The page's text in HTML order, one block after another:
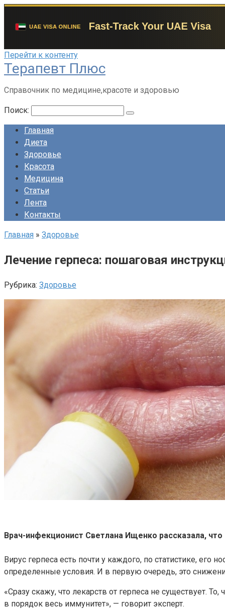
Перейти к контенту
Терапевт Плюс
Справочник по медицине,красоте и здоровью
Поиск:
Главная
Диета
Здоровье
Красота
Медицина
Статьи
Лента
Контакты
Главная » Здоровье
Лечение герпеса: пошаговая
Рубрика: Здоровье
Врач-инфекционист Светлана Ищенко рассказала,
Вирус герпеса есть почти у каждого, по статистике, его
определенные условия. И в первую очередь, это
«Сразу скажу, что лекарств от герпеса не существует.
в порядок весь иммунитет», — говорит эксперт.